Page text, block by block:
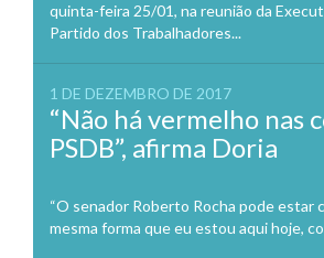
quinta-feira 25/01, na reunião da
Partido dos Trabalhadores...
1 DE DEZEMBRO DE 2017
“Não há vermelho nas
PSDB”, afirma Doria
“O senador Roberto Rocha pode estar
mesma forma que eu estou aqui hoje,